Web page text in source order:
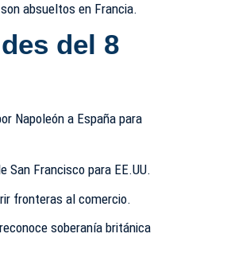
absueltos en Francia.
del 8
Napoleón a España para
San Francisco para EE.UU.
fronteras al comercio.
soberanía británica